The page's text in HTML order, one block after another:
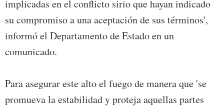
implicadas en el conflicto sirio que hayan indicado
su compromiso a una aceptación de sus términos',
informó el Departamento de Estado en un
comunicado.
Para asegurar este alto el fuego de manera que 'se
promueva la estabilidad y proteja aquellas partes